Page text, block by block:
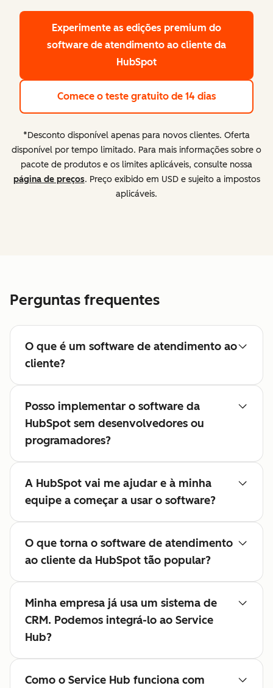
Experimente as edições premium do
software de atendimento ao cliente da
HubSpot
Comece o teste gratuito de 14 dias
*Desconto disponível apenas para novos clientes. Oferta
disponível por tempo limitado. Para mais informações sobre o
pacote de produtos e os limites aplicáveis, consulte nossa
página de preços. Preço exibido em USD e sujeito a impostos
aplicáveis.
Perguntas frequentes
O que é um software de atendimento ao
cliente?
Posso implementar o software da
HubSpot sem desenvolvedores ou
programadores?
A HubSpot vai me ajudar e à minha
equipe a começar a usar o software?
O que torna o software de atendimento
ao cliente da HubSpot tão popular?
Minha empresa já usa um sistema de
CRM. Podemos integrá-lo ao Service
Hub?
Como o Service Hub funciona com